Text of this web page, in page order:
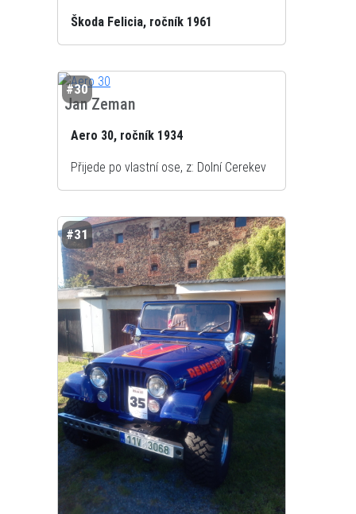
Škoda Felicia, ročník 1961
#30
Jan Zeman
Aero 30, ročník 1934
Přijede po vlastní ose, z: Dolní Cerekev
#31